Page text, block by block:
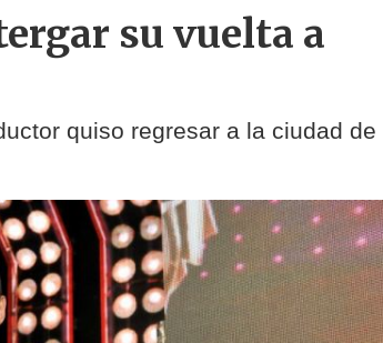
su vuelta a
quiso regresar a la ciudad de